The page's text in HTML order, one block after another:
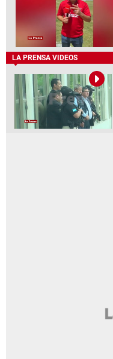
LA PRENSA VIDEOS